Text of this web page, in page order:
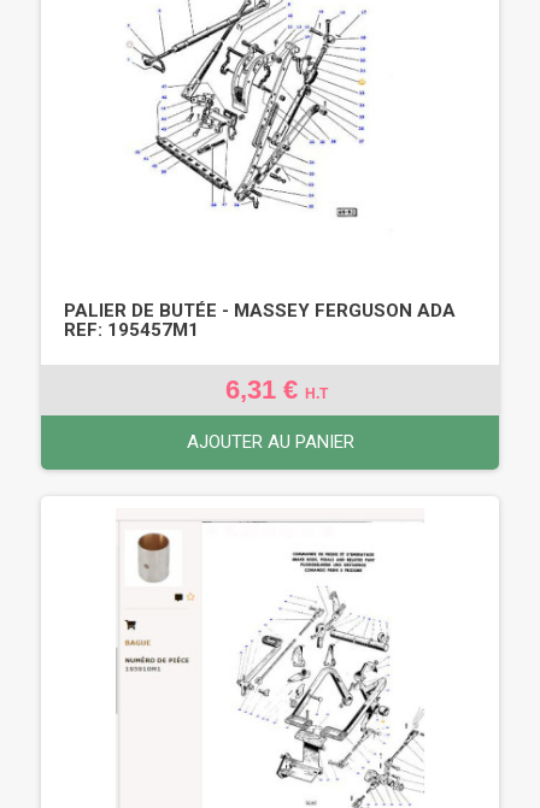
PALIER DE BUTÉE - MASSEY FERGUSON ADA
REF: 195457M1
6,31 € H.T
AJOUTER AU PANIER